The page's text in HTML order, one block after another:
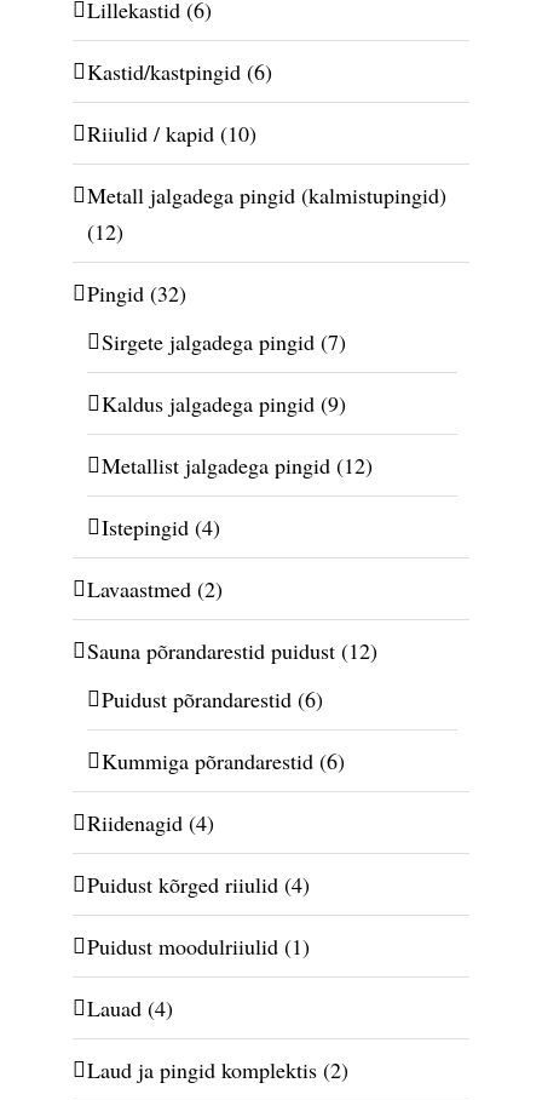
Lillekastid (6)
Kastid/kastpingid (6)
Riiulid / kapid (10)
Metall jalgadega pingid (kalmistupingid)
(12)
Pingid (32)
Sirgete jalgadega pingid (7)
Kaldus jalgadega pingid (9)
Metallist jalgadega pingid (12)
Istepingid (4)
Lavaastmed (2)
Sauna põrandarestid puidust (12)
Puidust põrandarestid (6)
Kummiga põrandarestid (6)
Riidenagid (4)
Puidust kõrged riiulid (4)
Puidust moodulriiulid (1)
Lauad (4)
Laud ja pingid komplektis (2)